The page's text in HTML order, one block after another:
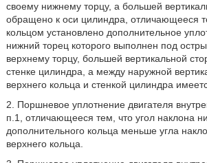
своему нижнему торцу, а большей
обращено к оси цилиндра, отличающееся
кольцом установлено дополнительное
нижний торец которого выполнен под
верхнему торцу, большей вертикальной
стенке цилиндра, а между наружной
верхнего кольца и стенкой цилиндра
2. Поршневое уплотнение двигателя
п.1, отличающееся тем, что угол наклона
дополнительного кольца меньше угла
верхнего кольца.